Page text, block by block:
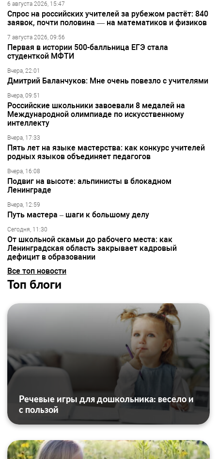
6 августа 2026, 15:47
Спрос на российских учителей за рубежом растёт: 840
заявок, почти половина — на математиков и физиков
7 августа 2026, 09:56
Первая в истории 500-балльница ЕГЭ стала
студенткой МФТИ
Вчера, 22:01
Дмитрий Баланчуков: Мне очень повезло с учителями
Вчера, 09:51
Российские школьники завоевали 8 медалей на
Международной олимпиаде по искусственному
интеллекту
Вчера, 17:33
Пять лет на языке мастерства: как конкурс учителей
родных языков объединяет педагогов
Вчера, 16:08
Подвиг на высоте: альпинисты в блокадном
Ленинграде
Вчера, 12:59
Путь мастера – шаги к большому делу
Сегодня, 11:30
От школьной скамьи до рабочего места: как
Ленинградская область закрывает кадровый
дефицит в образовании
Все топ новости
Топ блоги
Речевые игры для дошкольника: весело и
с пользой